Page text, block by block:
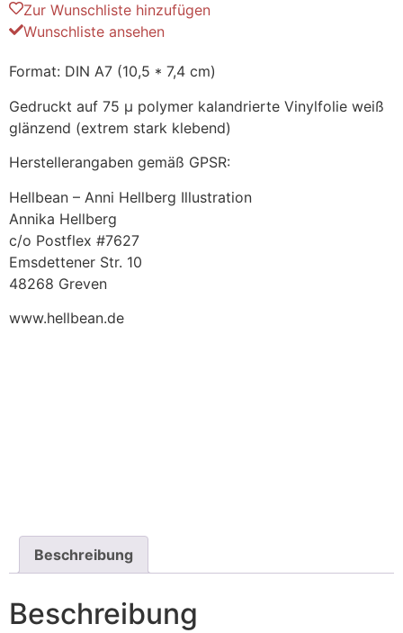
Zur Wunschliste hinzufügen
Wunschliste ansehen
Format: DIN A7 (10,5 * 7,4 cm)
Gedruckt auf 75 µ polymer kalandrierte Vinylfolie weiß
glänzend (extrem stark klebend)
Herstellerangaben gemäß GPSR:
Hellbean – Anni Hellberg Illustration
Annika Hellberg
c/o Postflex #7627
Emsdettener Str. 10
48268 Greven
www.hellbean.de
Beschreibung
Beschreibung